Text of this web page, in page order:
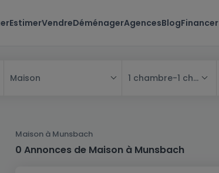
EstimerVendreDéménagerAgencesBlogFinancer
Maison
Maison
Appartement
1 chambre- 1 chambre
Maison à Munsbach
0 Annonces de Maison à Munsbach